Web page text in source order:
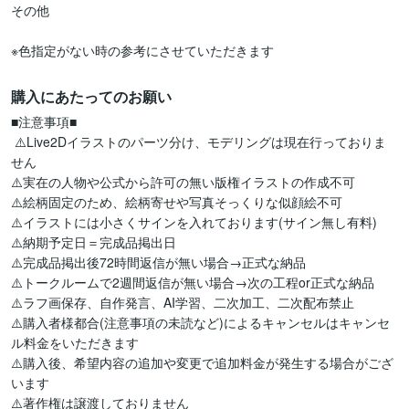
その他
購入にあたってのお願い
■注意事項■
せん
⚠️実在の人物や公式から許可の無い版権イラストの作成不可
⚠️絵柄固定のため、絵柄寄せや写真そっくりな似顔絵不可
⚠️イラストには小さくサインを入れております(サイン無し有料)
⚠️納期予定日＝完成品掲出日
⚠️完成品掲出後72時間返信が無い場合→正式な納品
⚠️トークルームで2週間返信が無い場合→次の工程or正式な納品
⚠️ラフ画保存、自作発言、AI学習、二次加工、二次配布禁止
⚠️購入者様都合(注意事項の未読など)によるキャンセルはキャンセ
ル料金をいただきます
⚠️購入後、希望内容の追加や変更で追加料金が発生する場合がござ
います
⚠️著作権は譲渡しておりません